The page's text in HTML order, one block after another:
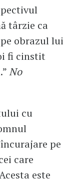
târzie ca
obrazul lui
fi cinstit
No
cu
pe
care
este